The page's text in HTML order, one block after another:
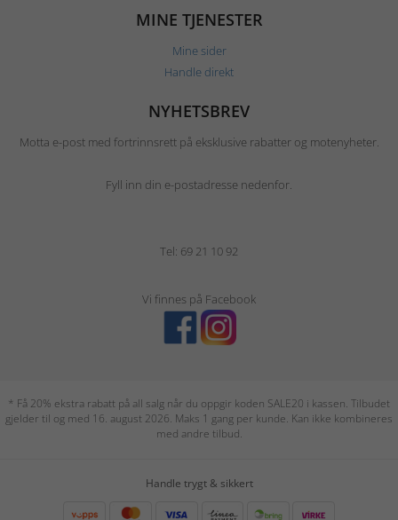
MINE TJENESTER
Mine sider
Handle direkt
NYHETSBREV
Motta e-post med fortrinnsrett på eksklusive rabatter og motenyheter.
Fyll inn din e-postadresse nedenfor.
Tel: 69 21 10 92
Vi finnes på Facebook
* Få 20% ekstra rabatt på all salg når du oppgir koden SALE20 i kassen. Tilbudet
gjelder til og med 16. august 2026. Maks 1 gang per kunde. Kan ikke kombineres
med andre tilbud.
Handle trygt & sikkert